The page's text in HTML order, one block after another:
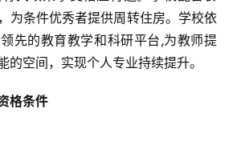
为条件优秀者提供周转住房。学校依
先的教育教学和科研平台,为教师提
的空间，实现个人专业持续提升。
格条件